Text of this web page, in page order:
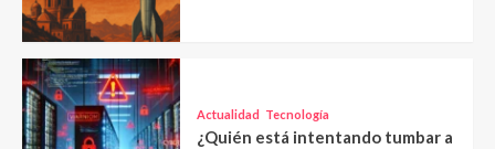
Actualidad Tecnología
¿Quién está intentando tumbar a